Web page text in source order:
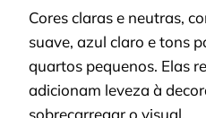
Cores claras e neutras,
suave, azul claro e tons
quartos pequenos. Elas
adicionam leveza à